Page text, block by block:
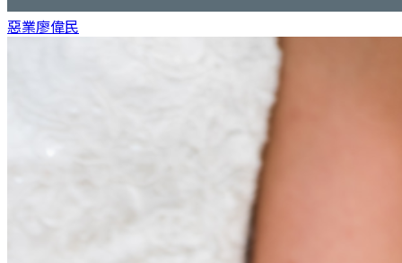
惡業廖偉民